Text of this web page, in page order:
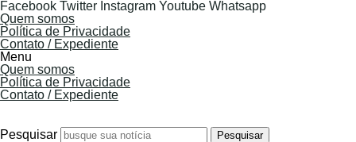
Facebook Twitter Instagram Youtube Whatsapp
Quem somos
Política de Privacidade
Contato / Expediente
Menu
Quem somos
Política de Privacidade
Contato / Expediente
Pesquisar
Pesquisar